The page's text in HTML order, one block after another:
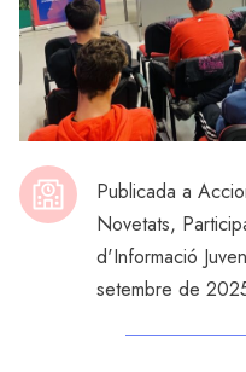
Publicada a
Novetats,
d'Informació
setembre de